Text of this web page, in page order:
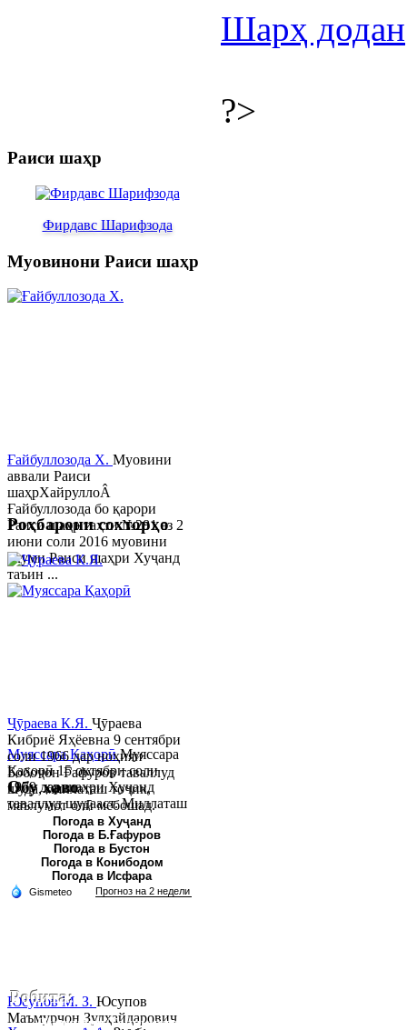
Шарҳ додан
?>
Раиси шаҳр
Фирдавс Шарифзода
Муовинони Раиси шаҳр
Ғайбуллозода Х. Муовини
аввали Раиси
шаҳрХайруллоÂ
Ғайбуллозода бо қарори
Раиси шаҳр таҳти №281 аз 2
июни соли 2016 муовини
якуми Раиси шаҳри Хуҷанд
таъин ...
Муяссара ҚаҳорӣМуяссара
Қаҳорӣ 15 октябри соли
1979 дар шаҳри Хуҷанд
таваллуд шудааст. Миллаташ
тоҷик. Маълумот олӣ. Соли
2002 Донишгоҳи давлатии
Хуҷанд ба...
Роҳбарони сохторҳо
Ҷӯраева К.Я. Ҷӯраева
Кибриё Яҳёевна 9 сентябри
соли 1966 дар ноҳияи
Бобоҷон Ғафуров таваллуд
шуда, миллаташ тоҷик,
маълумот олӣ мебошад.
Соли 1997 Донишг...
Юсупов М. З. Юсупов
Маъмурҷон Зулҳайдарович
Обу хаво
Погода в Хуҷанд
Погода в Б.Ғафуров
Погода в Бустон
Погода в Конибодом
Погода в Исфара
Робита:
Ҷумҳурии Тоҷикистон, вилояти Суғд,